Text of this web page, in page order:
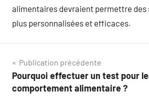
alimentaires devraient permettre des
plus personnalisées et efficaces.
Navigation
de
Publication précédente
Pourquoi effectuer un test pour
comportement alimentaire ?